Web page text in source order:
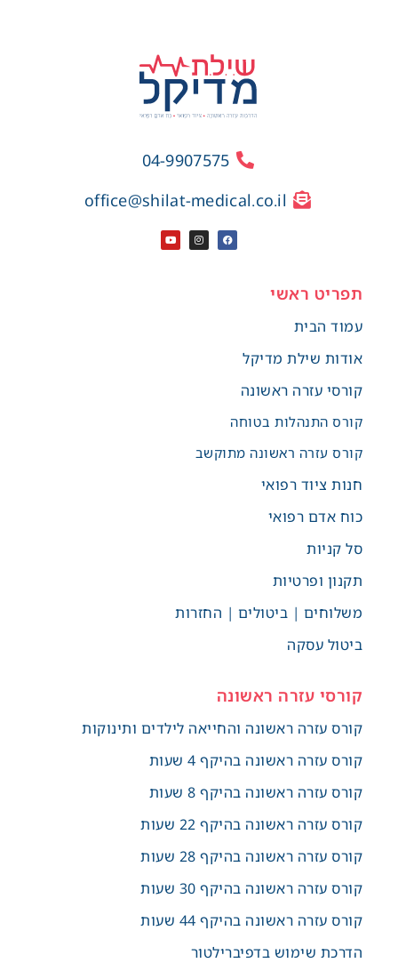
04-9907575
office@shilat-medical.co.il
תפריט ראשי
עמוד הבית
אודות שילת מדיקל
קורסי עזרה ראשונה
קורס התנהלות בטוחה
קורס עזרה ראשונה מתוקשב
חנות ציוד רפואי
כוח אדם רפואי
סל קניות
תקנון ופרטיות
משלוחים | ביטולים | החזרות
ביטול עסקה
קורסי עזרה ראשונה
קורס עזרה ראשונה והחייאה לילדים ותינוקות
קורס עזרה ראשונה בהיקף 4 שעות
קורס עזרה ראשונה בהיקף 8 שעות
קורס עזרה ראשונה בהיקף 22 שעות
קורס עזרה ראשונה בהיקף 28 שעות
קורס עזרה ראשונה בהיקף 30 שעות
קורס עזרה ראשונה בהיקף 44 שעות
הדרכת שימוש בדפיברילטור